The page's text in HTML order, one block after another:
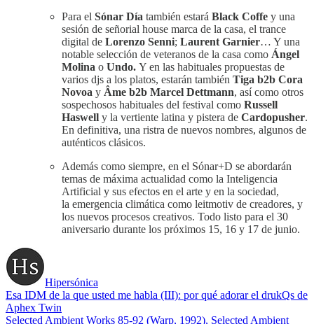
Para el Sónar Día también estará Black Coffe y una
sesión de señorial house marca de la casa, el trance
digital de Lorenzo Senni; Laurent Garnier… Y una
notable selección de veteranos de la casa como Ángel
Molina o Undo. Y en las habituales propuestas de
varios djs a los platos, estarán también Tiga b2b Cora
Novoa y Âme b2b Marcel Dettmann, así como otros
sospechosos habituales del festival como Russell
Haswell y la vertiente latina y pistera de Cardopusher.
En definitiva, una ristra de nuevos nombres, algunos de
auténticos clásicos.
Además como siempre, en el Sónar+D se abordarán
temas de máxima actualidad como la Inteligencia
Artificial y sus efectos en el arte y en la sociedad,
la emergencia climática como leitmotiv de creadores, y
los nuevos procesos creativos. Todo listo para el 30
aniversario durante los próximos 15, 16 y 17 de junio.
Hipersónica
Esa IDM de la que usted me habla (III): por qué adorar el drukQs de
Aphex Twin
Selected Ambient Works 85-92 (Warp, 1992), Selected Ambient